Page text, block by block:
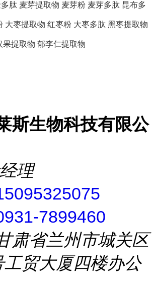
肽 麦芽提取物 麦芽粉 麦芽多肽 昆布多
大枣提取物 红枣粉 大枣多肽 黑枣提取物
果提取物 郁李仁提取物
斯生物科技有限公
理
7899460
肃省兰州市城关区
贸大厦四楼办公